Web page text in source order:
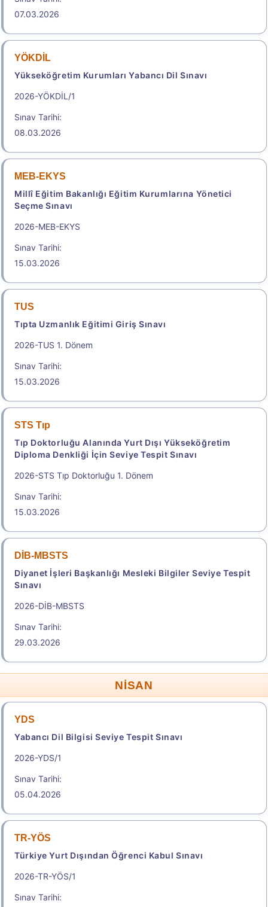
Aday İşlemleri Sistemi (AİS) Engelli Başvuru Kullanıcı
Başvuru Merkezleri
.
Başvuru Tarihi: 05.08.2026 14:00 -
2.150,00
Aday İşlemleri Sistemi (AİS) Engelli Başvuru Kullanıcı
.2026-ÖZYES
YKS Kapsamında Spor Bilimleri İçin Özel Yetenek
Sınavı
Sınav Tarihi: 15.08.2026 - 18.08.2026
2026 Özel Yetenek Sınavı (ÖZYES) Kılavuzu
.
Sonuç Tarihi: 18.08.2026
Sonuçlar
.2026-KPSS Ön Lisans
Kamu Personel Seçme Sınavı
Geç Başvuru Tarihi: 19.08.2026 - 20.08.2026
23:59
800,00
07.03.2026
YÖKDİL
Yükseköğretim Kurumları Yabancı Dil Sınavı
2026-YÖKDİL/1
Sınav Tarihi:
08.03.2026
MEB-EKYS
Millî Eğitim Bakanlığı Eğitim Kurumlarına Yönetici
Seçme Sınavı
2026-MEB-EKYS
Sınav Tarihi:
15.03.2026
TUS
Tıpta Uzmanlık Eğitimi Giriş Sınavı
2026-TUS 1. Dönem
Sınav Tarihi:
15.03.2026
STS Tıp
Tıp Doktorluğu Alanında Yurt Dışı Yükseköğretim
Diploma Denkliği İçin Seviye Tespit Sınavı
2026-STS Tıp Doktorluğu 1. Dönem
Sınav Tarihi:
15.03.2026
DİB-MBSTS
Diyanet İşleri Başkanlığı Mesleki Bilgiler Seviye Tespit
Sınavı
2026-DİB-MBSTS
Sınav Tarihi:
29.03.2026
NİSAN
YDS
Yabancı Dil Bilgisi Seviye Tespit Sınavı
2026-YDS/1
Sınav Tarihi:
05.04.2026
TR-YÖS
Türkiye Yurt Dışından Öğrenci Kabul Sınavı
2026-TR-YÖS/1
Sınav Tarihi: